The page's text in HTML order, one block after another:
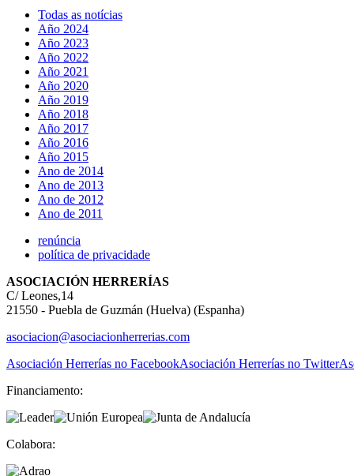
Todas as notícias
Año 2024
Año 2023
Año 2022
Año 2021
Año 2020
Año 2019
Año 2018
Año 2017
Año 2016
Año 2015
Ano de 2014
Ano de 2013
Ano de 2012
Ano de 2011
renúncia
política de privacidade
ASOCIACIÓN HERRERÍAS
C/ Leones,14
21550 - Puebla de Guzmán (Huelva) (Espanha)
asociacion@asociacionherrerias.com
Asociación Herrerías no FacebookAsociación Herrerías no Twitter
Financiamento:
Colabora: